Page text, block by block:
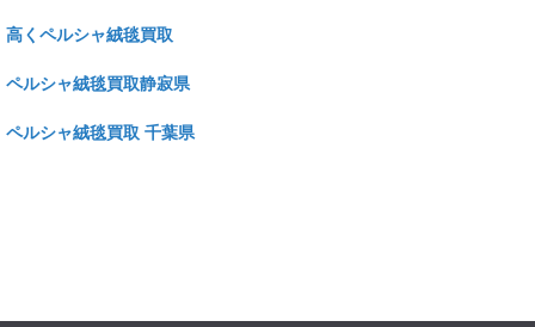
高くペルシャ絨毯買取
ペルシャ絨毯買取静寂県
ペルシャ絨毯買取 千葉県